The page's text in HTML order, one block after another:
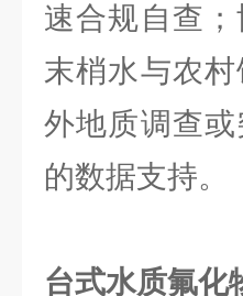
速合规自查
末梢水与农
外地质调查
的数据支持。
台式水质氟化